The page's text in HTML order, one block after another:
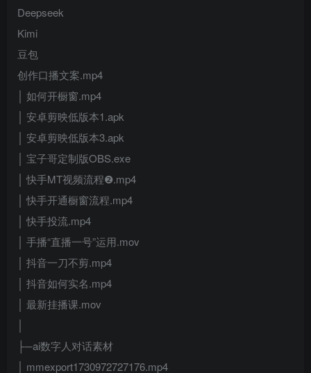
Deepseek
Kimi
豆包
创作口播文案.mp4
│ 如何开橱窗.mp4
│ 安卓剪映低版本1.apk
│ 安卓剪映低版本3.apk
│ 宝子哥定制版OBS.exe
│ 快手MT视频流程❷.mp4
│ 快手开通橱窗流程.mp4
│ 快手投流.mp4
│ 手播“直播一号”运用.mov
│ 抖音一刀不剪.mp4
│ 抖音如何实名.mp4
│ 最新挂播课.mov
├─ai数字人对话素材
│ mmexport1730972727176.mp4